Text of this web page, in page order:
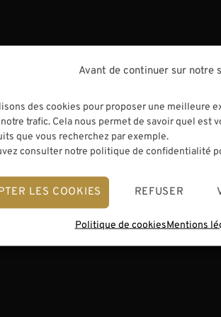
Avant de continuer sur notre
des cookies pour proposer une meilleure
trafic. Cela nous permet de savoir quel est
que vous recherchez par exemple.
consulter notre politique de confidentialité
LES COOKIES REFUSER
Politique de cookiesMentions
en toute
et de
pour des
Évidemment, il
car même en
il est difficile
ces...
2
location de
Dans cet article
trouver la
possible. Où
violon ? Le guide
19/07/2026